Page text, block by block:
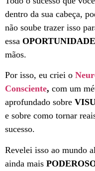
dentro da sua cabeça,
não soube trazer isso
essa OPORTUNIDADE
mãos.
Por isso, eu criei o
Consciente, com um
aprofundado sobre
e sobre como tornar
sucesso.
Revelei isso ao mundo
ainda mais